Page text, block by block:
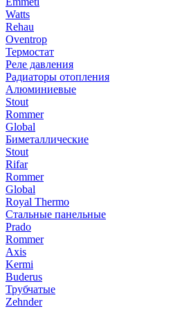
Watts
Rehau
Oventrop
Термостат
Реле давления
Радиаторы отопления
Алюминиевые
Stout
Rommer
Global
Биметаллические
Stout
Rifar
Rommer
Global
Royal Thermo
Стальные панельные
Prado
Rommer
Axis
Kermi
Buderus
Трубчатые
Zehnder